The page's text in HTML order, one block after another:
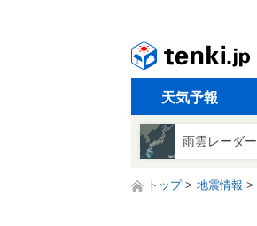
天気予報
雨雲レーダー
トップ 地震情報